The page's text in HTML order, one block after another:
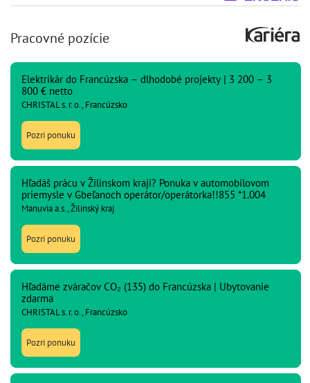
Pracovné pozície
Elektrikár do Francúzska – dlhodobé projekty | 3 200 – 3
800 € netto
CHRISTAL s. r. o., Francúzsko
Pozri ponuku
Hľadáš prácu v Žilinskom kraji? Ponuka v automobilovom
priemysle v Gbeľanoch operátor/operátorka!!855 *1.004
Manuvia a.s., Žilinský kraj
Pozri ponuku
Hľadáme zváračov CO₂ (135) do Francúzska | Ubytovanie
zdarma
CHRISTAL s. r. o., Francúzsko
Pozri ponuku